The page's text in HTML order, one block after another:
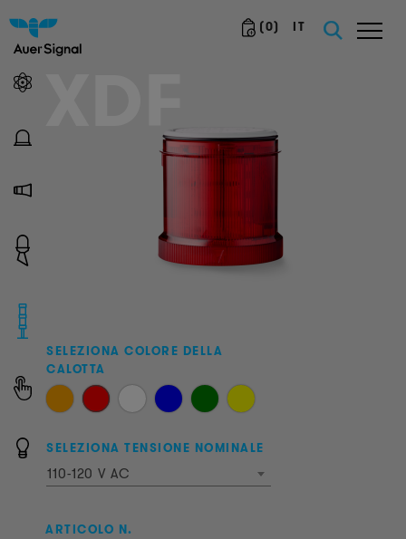
(0) IT
XDF
SELEZIONA COLORE DELLA
CALOTTA
SELEZIONA TENSIONE NOMINALE
110-120 V AC
ARTICOLO N.